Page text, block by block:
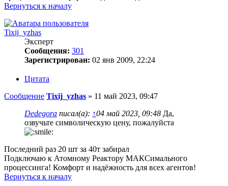
Вернуться к началу
Tixij_yzhas
Эксперт
Сообщения: 301
Зарегистрирован: 02 янв 2009, 22:24
Цитата
Сообщение Tixij_yzhas » 11 май 2023, 09:47
Dedegora писал(а): ↑04 май 2023, 09:48 Да,
озвучьте символическую цену, пожалуйста
Последний раз 20 шт за 40т забирал
Подключаю к Атомному Реактору МАКСимального
процессинга! Комфорт и надёжность для всех агентов!
Вернуться к началу